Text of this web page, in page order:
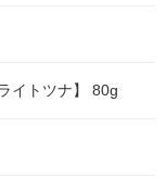
イトツナ】 80g